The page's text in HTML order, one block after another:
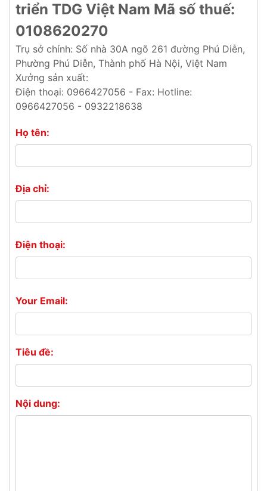
triển TDG Việt Nam Mã số thuế:
0108620270
Trụ sở chính: Số nhà 30A ngõ 261 đường Phú Diễn,
Phường Phú Diễn, Thành phố Hà Nội, Việt Nam
Xưởng sản xuất:
Điện thoại: 0966427056 - Fax: Hotline:
0966427056 - 0932218638
Họ tên:
Địa chỉ:
Điện thoại:
Your Email:
Tiêu đề:
Nội dung: